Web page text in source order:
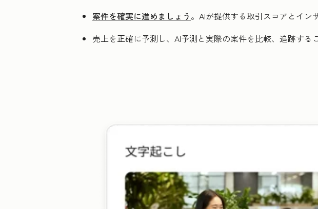
案件を確実に進めましょう 。AIが提供する取引スコアとイン
売上を正確に予測し、AI予測と実際の案件を比較、追跡する